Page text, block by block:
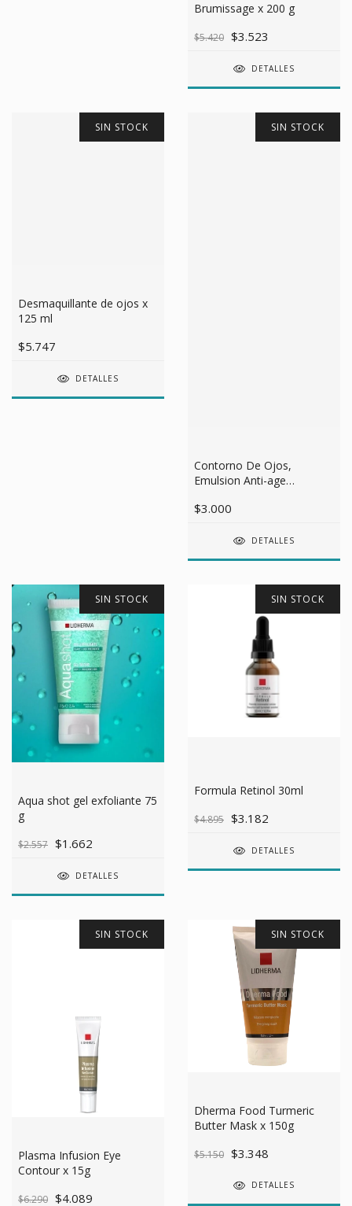
Brumissage x 200 g
$5.420 $3.523
DETALLES
SIN STOCK
Desmaquillante de ojos x
125 ml
$5.747
DETALLES
SIN STOCK
Contorno De Ojos,
Emulsion Anti-age
$3.000
DETALLES
SIN STOCK
Aqua shot gel exfoliante 75
g
$2.557 $1.662
DETALLES
SIN STOCK
Formula Retinol 30ml
$4.895 $3.182
DETALLES
SIN STOCK
Plasma Infusion Eye
Contour x 15g
$6.290 $4.089
SIN STOCK
Dherma Food Turmeric
Butter Mask x 150g
$5.150 $3.348
DETALLES